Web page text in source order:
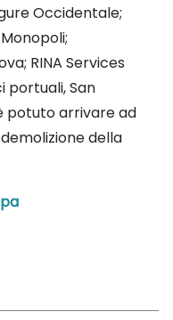
Occidentale;
RINA Services
portuali, San
potuto arrivare ad
della